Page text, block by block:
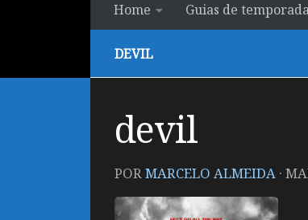
Home Guias de
DEVIL
devil
PORMARCELO ALMEIDA ·